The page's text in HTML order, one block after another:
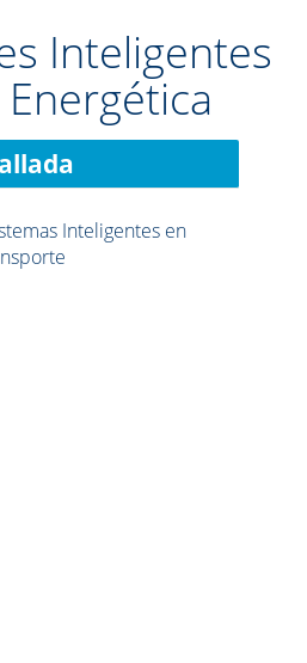
Inteligentes
Inteligentes en